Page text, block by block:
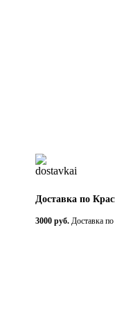
Доставка по
3000 руб. Доставка